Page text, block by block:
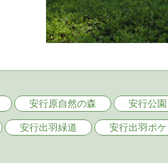
安行原自然の森 安行公園
安行出羽緑道 安行出羽ポ